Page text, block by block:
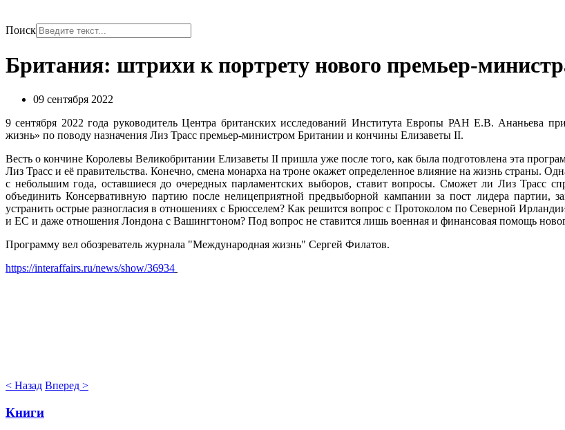
Поиск
Британия: штрихи к портрету нового премьер-
09 сентября 2022
9 сентября 2022 года руководитель Центра британских исследований Института Европы РАН Е.В. Ананьева
жизнь» по поводу назначения Лиз Трасс премьер-министром Британии и кончины Елизаветы II.
Весть о кончине Королевы Великобритании Елизаветы II пришла уже после того, как была подготовлена эта
Лиз Трасс и её правительства. Конечно, смена монарха на троне окажет определенное влияние на жизнь страны.
с небольшим года, оставшиеся до очередных парламентских выборов, ставит вопросы. Сможет ли Лиз Трасс
объединить Консервативную партию после нелицеприятной предвыборной кампании за пост лидера партии,
устранить острые разногласия в отношениях с Брюсселем? Как решится вопрос с Протоколом по Северной
и ЕС и даже отношения Лондона с Вашингтоном? Под вопрос не ставится лишь военная и финансовая помощь
Программу вел обозреватель журнала "Международная жизнь" Сергей Филатов.
https://interaffairs.ru/news/show/36934
< Назад Вперед >
Книги